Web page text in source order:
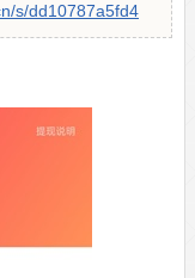
s/dd10787a5fd4